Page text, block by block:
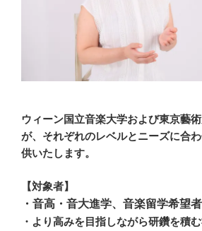
ウィーン国立音楽大学および東京藝
が、それぞれのレベルとニーズに合
供いたします。
【対象者】
・音高・音大進学、音楽留学希望
・より高みを目指しながら研鑽を積